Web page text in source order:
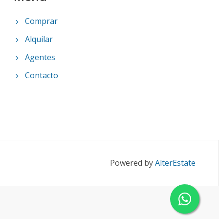
Comprar
Alquilar
Agentes
Contacto
Powered byAlterEstate